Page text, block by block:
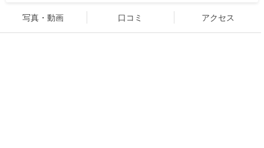
写真・動画 口コミ アクセス